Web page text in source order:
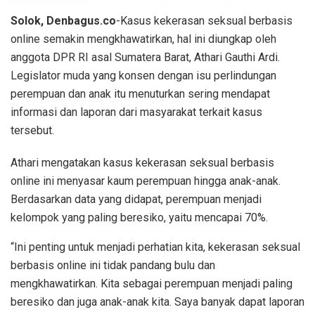
Solok, Denbagus.co-Kasus kekerasan seksual berbasis
online semakin mengkhawatirkan, hal ini diungkap oleh
anggota DPR RI asal Sumatera Barat, Athari Gauthi Ardi.
Legislator muda yang konsen dengan isu perlindungan
perempuan dan anak itu menuturkan sering mendapat
informasi dan laporan dari masyarakat terkait kasus
tersebut.
Athari mengatakan kasus kekerasan seksual berbasis
online ini menyasar kaum perempuan hingga anak-anak.
Berdasarkan data yang didapat, perempuan menjadi
kelompok yang paling beresiko, yaitu mencapai 70%.
“Ini penting untuk menjadi perhatian kita, kekerasan seksual
berbasis online ini tidak pandang bulu dan
mengkhawatirkan. Kita sebagai perempuan menjadi paling
beresiko dan juga anak-anak kita. Saya banyak dapat laporan